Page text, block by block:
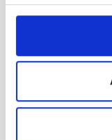
che la
Richiedi una